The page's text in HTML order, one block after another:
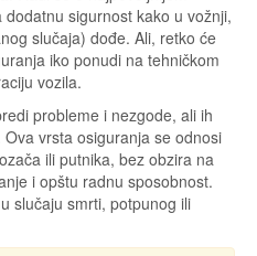
sigurnost kako u vožnji,
slučaja) dođe. Ali, retko će
iko ponudi na tehničkom
vozila.
probleme i nezgode, ali ih
vrsta osiguranja se odnosi
ili putnika, bez obzira na
i opštu radnu sposobnost.
slučaju smrti, potpunog ili